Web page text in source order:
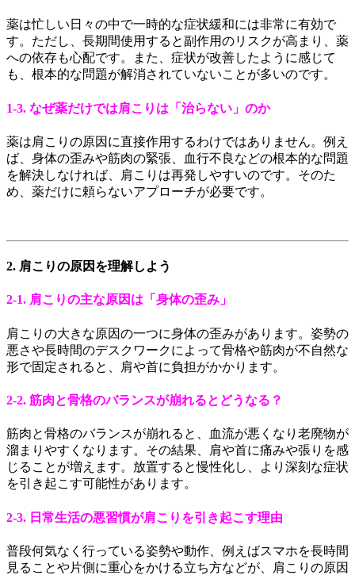
薬は忙しい日々の中で一時的な症状緩和には非常に有効で
す。ただし、長期間使用すると副作用のリスクが高まり、薬
への依存も心配です。また、症状が改善したように感じて
も、根本的な問題が解消されていないことが多いのです。
1-3. なぜ薬だけでは肩こりは「治らない」のか
薬は肩こりの原因に直接作用するわけではありません。例え
ば、身体の歪みや筋肉の緊張、血行不良などの根本的な問題
を解決しなければ、肩こりは再発しやすいのです。そのた
め、薬だけに頼らないアプローチが必要です。
2. 肩こりの原因を理解しよう
2-1. 肩こりの主な原因は「身体の歪み」
肩こりの大きな原因の一つに身体の歪みがあります。姿勢の
悪さや長時間のデスクワークによって骨格や筋肉が不自然な
形で固定されると、肩や首に負担がかかります。
2-2. 筋肉と骨格のバランスが崩れるとどうなる？
筋肉と骨格のバランスが崩れると、血流が悪くなり老廃物が
溜まりやすくなります。その結果、肩や首に痛みや張りを感
じることが増えます。放置すると慢性化し、より深刻な症状
を引き起こす可能性があります。
2-3. 日常生活の悪習慣が肩こりを引き起こす理由
普段何気なく行っている姿勢や動作、例えばスマホを長時間
見ることや片側に重心をかける立ち方などが、肩こりの原因